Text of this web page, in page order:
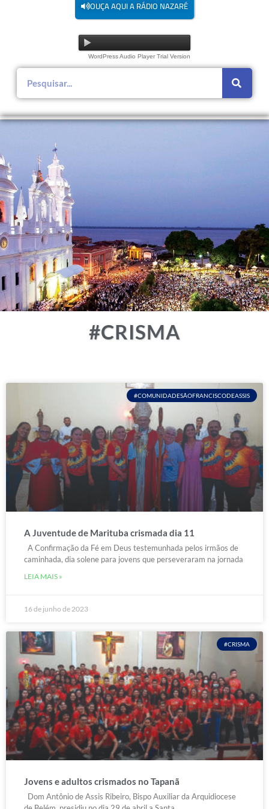
OUÇA AQUI A RÁDIO NAZARÉ
WordPress Audio Player Trial Version
#CRISMA
#COMUNIDADESÃOFRANCISCODEASSIS
A Juventude de Marituba crismada dia 11
A Confirmação da Fé em Deus testemunhada pelos irmãos de
caminhada, dia solene para jovens que perseveraram na jornada
LEIA MAIS »
16 de junho de 2023
#CRISMA
Jovens e adultos crismados no Tapanã
Dom Antônio de Assis Ribeiro, Bispo Auxiliar da Arquidiocese